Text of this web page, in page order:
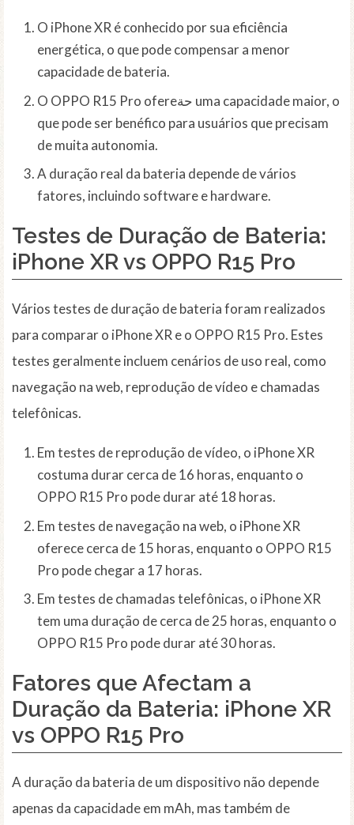
O iPhone XR é conhecido por sua eficiência
energética, o que pode compensar a menor
capacidade de bateria.
O OPPO R15 Pro ofereحة uma capacidade maior, o
que pode ser benéfico para usuários que precisam
de muita autonomia.
A duração real da bateria depende de vários
fatores, incluindo software e hardware.
Testes de Duração de Bateria:
iPhone XR vs OPPO R15 Pro
Vários testes de duração de bateria foram realizados
para comparar o iPhone XR e o OPPO R15 Pro. Estes
testes geralmente incluem cenários de uso real, como
navegação na web, reprodução de vídeo e chamadas
telefônicas.
Em testes de reprodução de vídeo, o iPhone XR
costuma durar cerca de 16 horas, enquanto o
OPPO R15 Pro pode durar até 18 horas.
Em testes de navegação na web, o iPhone XR
oferece cerca de 15 horas, enquanto o OPPO R15
Pro pode chegar a 17 horas.
Em testes de chamadas telefônicas, o iPhone XR
tem uma duração de cerca de 25 horas, enquanto o
OPPO R15 Pro pode durar até 30 horas.
Fatores que Afectam a
Duração da Bateria: iPhone XR
vs OPPO R15 Pro
A duração da bateria de um dispositivo não depende
apenas da capacidade em mAh, mas também de